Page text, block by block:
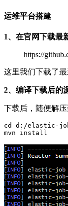
运维平台搭建
1、在官网下载最
https://
这里我们下载了
2、编译下载后的
下载后，随便解
cd d:/elastic-